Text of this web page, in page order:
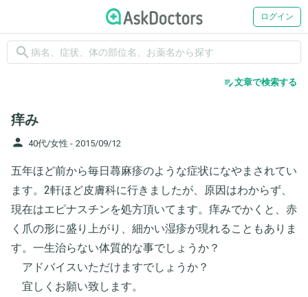
ログイン
search
edit_note文章で検索する
痒み
person 40代/女性 - 2015/09/12
五年ほど前から毎日蕁麻疹のような症状になやまされてい
ます。2軒ほど皮膚科に行きましたが、原因はわからず、
現在はエピナスチンを処方頂いてます。痒みでかくと、赤
く爪の形に盛り上がり、細かい湿疹が現れることもありま
す。一生治らない体質的な事でしょうか？
アドバイスいただけますでしょうか？
宜しくお願い致します。